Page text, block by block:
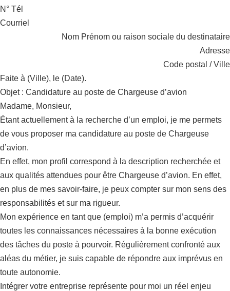
N° Tél
Courriel
Nom Prénom ou raison sociale du destinataire
Adresse
Code postal / Ville
Faite à (Ville), le (Date).
Objet : Candidature au poste de Chargeuse d’avion
Madame, Monsieur,
Étant actuellement à la recherche d’un emploi, je me permets
de vous proposer ma candidature au poste de Chargeuse
d’avion.
En effet, mon profil correspond à la description recherchée et
aux qualités attendues pour être Chargeuse d’avion. En effet,
en plus de mes savoir-faire, je peux compter sur mon sens des
responsabilités et sur ma rigueur.
Mon expérience en tant que (emploi) m’a permis d’acquérir
toutes les connaissances nécessaires à la bonne exécution
des tâches du poste à pourvoir. Régulièrement confronté aux
aléas du métier, je suis capable de répondre aux imprévus en
toute autonomie.
Intégrer votre entreprise représente pour moi un réel enjeu